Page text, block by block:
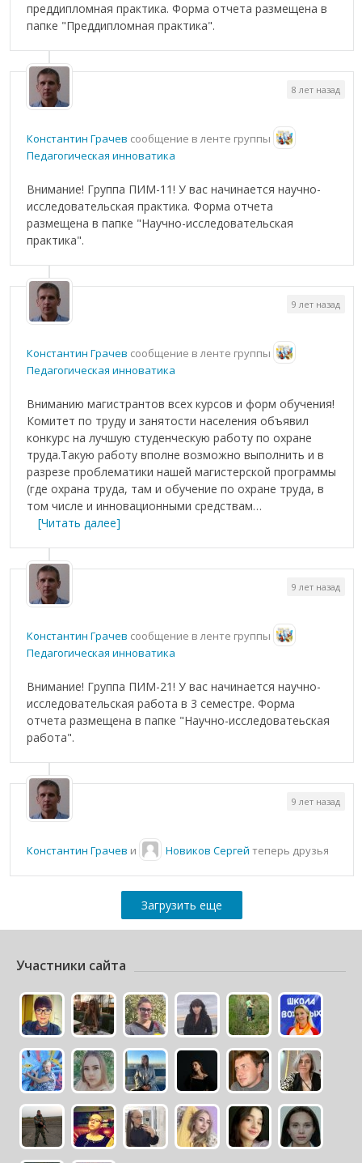
преддипломная практика. Форма отчета размещена в
папке "Преддипломная практика".
Константин Грачев сообщение в ленте группы
Педагогическая инноватика
8 лет назад
Внимание! Группа ПИМ-11! У вас начинается научно-
исследовательская практика. Форма отчета
размещена в папке "Научно-исследовательская
практика".
Константин Грачев сообщение в ленте группы
Педагогическая инноватика
9 лет назад
Вниманию магистрантов всех курсов и форм обучения!
Комитет по труду и занятости населения объявил
конкурс на лучшую студенческую работу по охране
труда.Такую работу вполне возможно выполнить и в
разрезе проблематики нашей магистерской программы
(где охрана труда, там и обучение по охране труда, в
том числе и инновационными средствам…
[Читать далее]
Константин Грачев сообщение в ленте группы
Педагогическая инноватика
9 лет назад
Внимание! Группа ПИМ-21! У вас начинается научно-
исследовательская работа в 3 семестре. Форма
отчета размещена в папке "Научно-исследоватеьская
работа".
Константин Грачев и Новиков Сергей теперь друзья
9 лет назад
Загрузить еще
Участники сайта